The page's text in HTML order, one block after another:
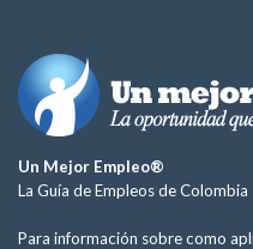
Un Mejor Empleo®
La Guía de Empleos de Colombia
Para información sobre como